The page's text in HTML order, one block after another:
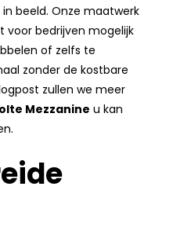
beeld. Onze maatwerk
voor bedrijven mogelijk
of zelfs te
zonder de kostbare
zullen we meer
Mezzanine u kan